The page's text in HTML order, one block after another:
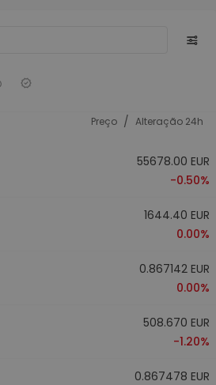
Preço / Alteração 24h
55678.00 EUR
-0.50%
1644.40 EUR
0.00%
0.867142 EUR
0.00%
508.670 EUR
-1.20%
0.867478 EUR